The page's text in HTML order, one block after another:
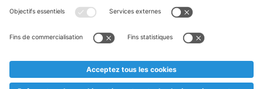
Textes marqués d'un astérisque et mentions légales
* Nous vendons ces articles temporairement et jusqu'à
au cas où, malgré le planning bien étudié, nous serions
prématurément en rupture de stock. Prix Recupel et TVA incl.
** Sur ce site, l’utilisation de la forme masculine a été adoptée